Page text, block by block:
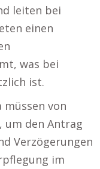
leiten bei
einen
was bei
ist.
von
um den Antrag
Verzögerungen
im